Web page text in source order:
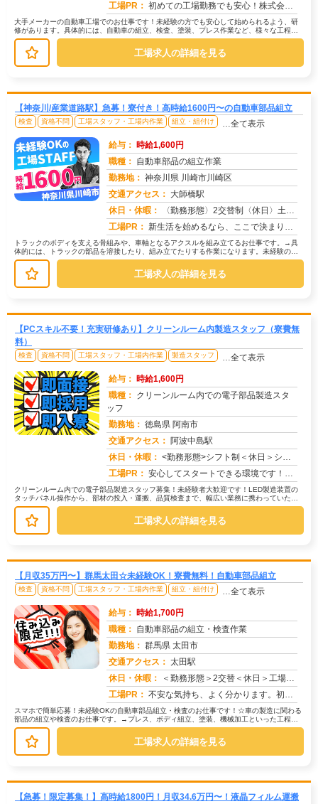
工場PR： 初めての工場勤務でも安心！株式会社京栄センターで、新しい一歩を踏み出してみませんか？充実のサポート体制で、あなたを...
大手メーカーの自動車工場でのお仕事です！未経験の方でも安心して始められるよう、研
修があります。具体的には、自動車の組立、検査、塗装、プレス作業など、様々な工程が
あります。募集状況によって作業内容...
工場求人の詳細を見る
【神奈川/産業道路駅】急募！寮付き！高時給1600円〜の自動車部品組立
検査 資格不問 工場スタッフ・工場内作業 組立・組付け …全て表示
給与： 時給1,600円
職種： 自動車部品の組立作業
勤務地： 神奈川県 川崎市川崎区
交通アクセス： 大師橋駅
休日・休暇：
〈勤務形態〉2交替制〈休日〉土日(週休２日制)★ＧＷ★夏季休暇★冬季休暇★年末年始
工場PR： 新生活を始めるなら、ここで決まり！→初期費用0円の家具付き個室寮をご用意！テレビ、エアコン、冷蔵庫など生活に必要な...
トラックのボディを支える骨組みや、車軸となるアクスルを組み立てるお仕事です。→具
体的には、トラックの部品を溶接したり、組み立てたりする作業になります。未経験の方
でも安心して始められるよう、研修制...
工場求人の詳細を見る
【PCスキル不要！充実研修あり】クリーンルーム内製造スタッフ（寮費無
料）
検査 資格不問 工場スタッフ・工場内作業 製造スタッフ …全て表示
給与： 時給1,600円
職種： クリーンルーム内での電子部品製造スタ
ッフ
勤務地： 徳島県 阿南市
交通アクセス： 阿波中島駅
休日・休暇： <勤務形態>シフト制＜休日＞シフト
工場PR： 安心してスタートできる環境です！【充実のサポート体制】→未経験の方大歓迎！先輩スタッフが丁寧に指導します。→資格や...
クリーンルーム内での電子部品製造スタッフ募集！未経験者大歓迎です！LED製造装置の
タッチパネル操作から、部材の投入・運搬、品質検査まで、幅広い業務に携わっていただ
きます。重いものはないので、女性...
工場求人の詳細を見る
【月収35万円〜】群馬太田☆未経験OK！寮費無料！自動車部品組立
検査 資格不問 工場スタッフ・工場内作業 組立・組付け …全て表示
給与： 時給1,700円
職種： 自動車部品の組立・検査作業
勤務地： 群馬県 太田市
交通アクセス： 太田駅
休日・休暇：
＜勤務形態＞2交替＜休日＞工場カレンダーによる/長期休暇/GW /夏季/ 年末年始
工場PR： 不安な気持ち、よく分かります。初めての仕事、初めての場所…でも大丈夫！☆未経験者多数活躍中！☆経験やスキルは一切問...
スマホで簡単応募！未経験OKの自動車部品組立・検査のお仕事です！☆車の製造に関わる
部品の組立や検査のお仕事です。→プレス、ボディ組立、塗装、機械加工といった工程で
製造された部品を扱います。☆ライ...
工場求人の詳細を見る
【急募！限定募集！】高時給1800円！月収34.6万円〜！液晶フィルム運搬